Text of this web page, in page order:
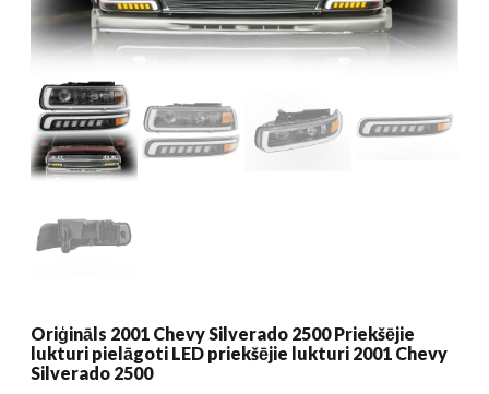
Oriģināls 2001 Chevy Silverado 2500 Priekšējie
lukturi pielāgoti LED priekšējie lukturi 2001 Chevy
Silverado 2500